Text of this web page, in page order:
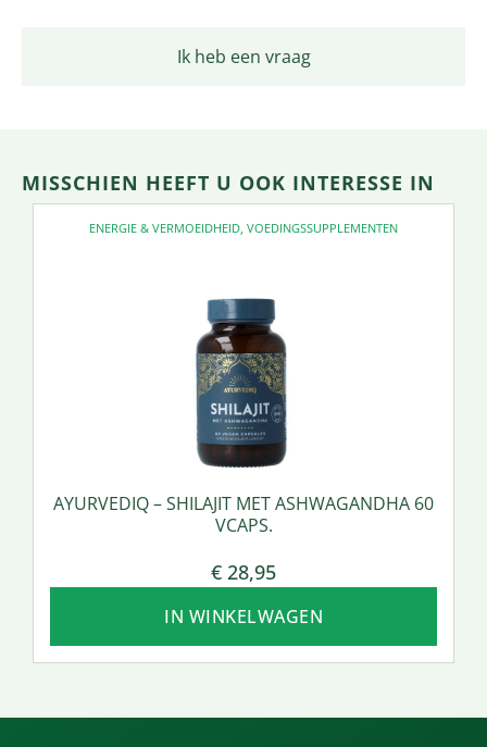
Ik heb een vraag
MISSCHIEN HEEFT U OOK INTERESSE IN
ENERGIE & VERMOEIDHEID VOEDINGSSUPPLEMENTEN
AYURVEDIQ – SHILAJIT MET ASHWAGANDHA 60
VCAPS.
€ 28,95
IN WINKELWAGEN